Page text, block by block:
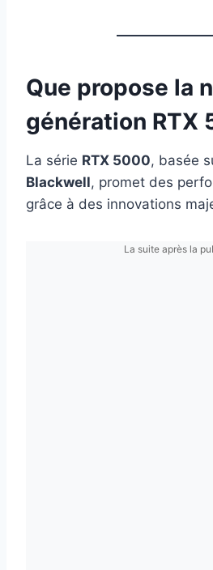
Que propose la
génération RTX
La série RTX 5000, basée
Blackwell, promet des
grâce à des innovations
La suite après la